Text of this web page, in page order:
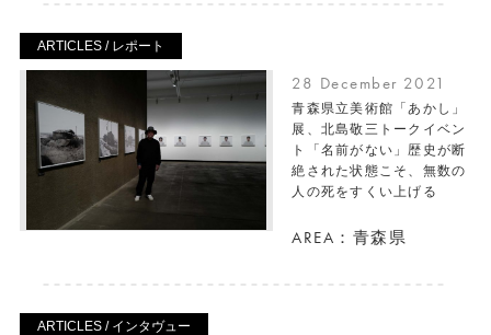
ARTICLES / レポート
28 December 2021
青森県立美術館「あかし」
展、北島敬三トークイベン
ト「名前がない」歴史が断
絶された状態こそ、無数の
人の死をすくい上げる
AREA：青森県
ARTICLES / インタヴュー